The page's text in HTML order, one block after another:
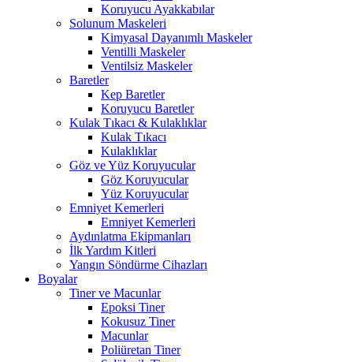
Koruyucu Ayakkabılar
Solunum Maskeleri
Kimyasal Dayanımlı Maskeler
Ventilli Maskeler
Ventilsiz Maskeler
Baretler
Kep Baretler
Koruyucu Baretler
Kulak Tıkacı & Kulaklıklar
Kulak Tıkacı
Kulaklıklar
Göz ve Yüz Koruyucular
Göz Koruyucular
Yüz Koruyucular
Emniyet Kemerleri
Emniyet Kemerleri
Aydınlatma Ekipmanları
İlk Yardım Kitleri
Yangın Söndürme Cihazları
Boyalar
Tiner ve Macunlar
Epoksi Tiner
Kokusuz Tiner
Macunlar
Poliüretan Tiner